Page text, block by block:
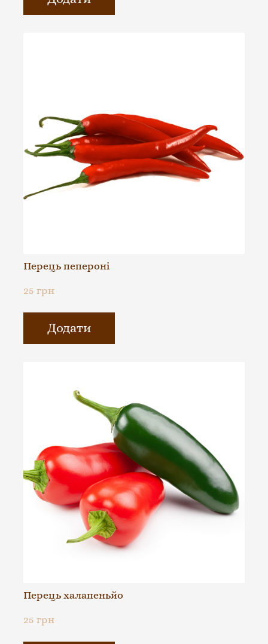
Перець пепероні
25 грн
Додати
Перець халапеньйо
25 грн